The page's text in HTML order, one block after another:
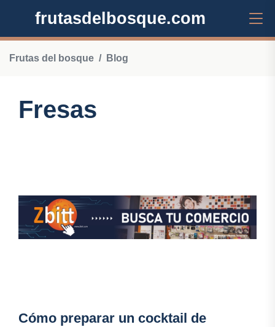
frutasdelbosque.com
Frutas del bosque Blog
Fresas
Cómo preparar un cocktail de